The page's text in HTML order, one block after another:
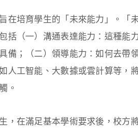
在培育學生的「未來能力」。「
括（一）溝通表達能力：這種能
備；（二）領導能力：如何去帶
人工智能、大數據或雲計算等，
。
，在滿足基本學術要求後，校方